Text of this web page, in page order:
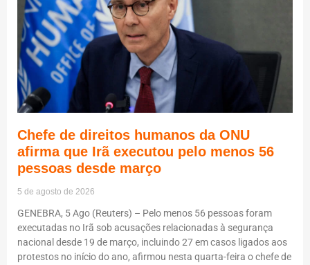
Chefe de direitos humanos da ONU
afirma que Irã executou pelo menos 56
pessoas desde março
5 de agosto de 2026
GENEBRA, 5 Ago (Reuters) – Pelo menos 56 pessoas foram
executadas no Irã sob acusações relacionadas à segurança
nacional desde 19 de março, incluindo 27 em casos ligados aos
protestos no início do ano, afirmou nesta quarta-feira o chefe de